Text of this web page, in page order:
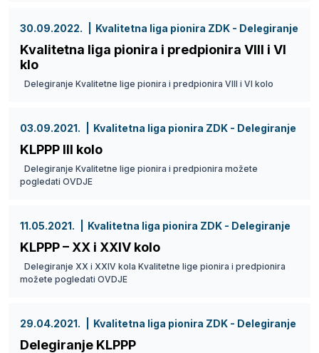
30.09.2022. Kvalitetna liga pionira ZDK - Delegiranje
Kvalitetna liga pionira i predpionira VIII i VI
klo
Delegiranje Kvalitetne lige pionira i predpionira VIII i VI kolo
03.09.2021. Kvalitetna liga pionira ZDK - Delegiranje
KLPPP III kolo
Delegiranje Kvalitetne lige pionira i predpionira možete
pogledati OVDJE
11.05.2021. Kvalitetna liga pionira ZDK - Delegiranje
KLPPP – XX i XXIV kolo
Delegiranje XX i XXIV kola Kvalitetne lige pionira i predpionira
možete pogledati OVDJE
29.04.2021. Kvalitetna liga pionira ZDK - Delegiranje
Delegiranje KLPPP